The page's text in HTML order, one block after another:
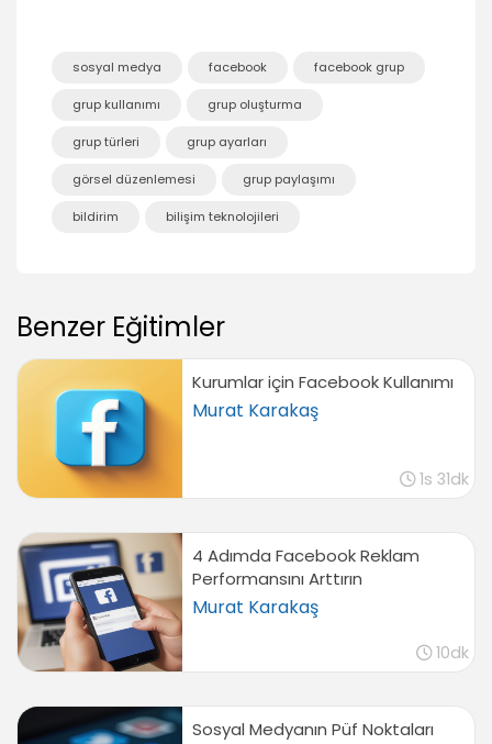
sosyal medya facebook facebook grup
grup kullanımı grup oluşturma
grup türleri grup ayarları
görsel düzenlemesi grup paylaşımı
bildirim bilişim teknolojileri
Benzer Eğitimler
Kurumlar için Facebook Kullanımı
Murat Karakaş
1s 31dk
4 Adımda Facebook Reklam
Performansını Arttırın
Murat Karakaş
10dk
Sosyal Medyanın Püf Noktaları